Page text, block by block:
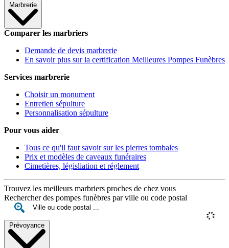
Marbrerie
Comparer les marbriers
Demande de devis marbrerie
En savoir plus sur la certification Meilleures Pompes Funèbres
Services marbrerie
Choisir un monument
Entretien sépulture
Personnalisation sépulture
Pour vous aider
Tous ce qu'il faut savoir sur les pierres tombales
Prix et modèles de caveaux funéraires
Cimetières, législiation et réglement
Trouvez les meilleurs marbriers proches de chez vous
Rechercher des pompes funèbres par ville ou code postal
Prévoyance